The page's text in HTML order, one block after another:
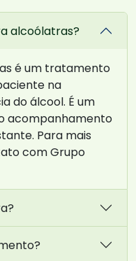
alcoólatras?
é um tratamento
na
do álcool. É um
acompanhamento
Para mais
com Grupo